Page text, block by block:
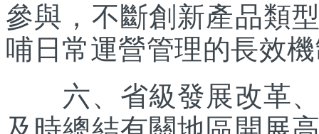
參與，不斷創新產品類
哺日常運營管理的長效
六、省級發展改革、